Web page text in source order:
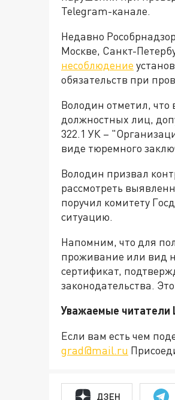
Telegram-канале.
Недавно
Москве, Санкт-
несоблюдение
обязательств при
Володин отметил, что
должностных лиц,
322.1 УК –
виде тюремного
Володин призвал
рассмотреть
поручил комитету
ситуацию.
Напомним, что для
проживание или вид
сертификат,
законодательства.
Уважаемые читатели
Если вам есть чем
grad@mail.ru
ДЗЕН